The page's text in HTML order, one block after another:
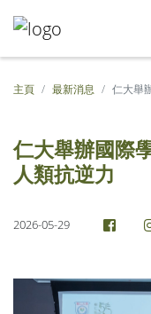
主頁 最新消息 仁大舉
仁大舉辦國際
人類抗逆力
2026-05-29